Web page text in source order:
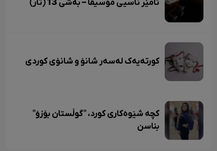
ئامێر ناسیی مۆسیقا – بەشی 13 (تار)
کورتەیەک لەسەر شانۆ و شانۆی کوردی
کچە شێوەکاری کورد، "گوڵستان بۆزۆ"
بناسن